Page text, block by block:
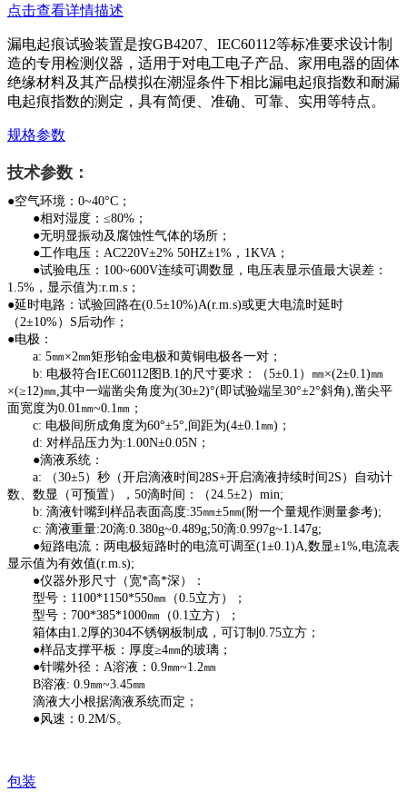
点击查看详情描述
漏电起痕试验装置是按GB4207、IEC60112等标准要求设计制
造的专用检测仪器，适用于对电工电子产品、家用电器的固体
绝缘材料及其产品模拟在潮湿条件下相比漏电起痕指数和耐漏
电起痕指数的测定，具有简便、准确、可靠、实用等特点。
规格参数
技术参数：
●空气环境：0~40°C；
●相对湿度：≤80%；
●无明显振动及腐蚀性气体的场所；
●工作电压：AC220V±2% 50HZ±1%，1KVA；
●试验电压：100~600V连续可调数显，电压表显示值最大误差：
1.5%，显示值为:r.m.s；
●延时电路：试验回路在(0.5±10%)A(r.m.s)或更大电流时延时
（2±10%）S后动作；
●电极：
a: 5㎜×2㎜矩形铂金电极和黄铜电极各一对；
b: 电极符合IEC60112图B.1的尺寸要求：（5±0.1）㎜×(2±0.1)㎜
×(≥12)㎜,其中一端凿尖角度为(30±2)°(即试验端呈30°±2°斜角),凿尖平
面宽度为0.01㎜~0.1㎜；
c: 电极间所成角度为60°±5°,间距为(4±0.1㎜)；
d: 对样品压力为:1.00N±0.05N；
●滴液系统：
a: （30±5）秒（开启滴液时间28S+开启滴液持续时间2S）自动计
数、数显（可预置），50滴时间：（24.5±2）min;
b: 滴液针嘴到样品表面高度:35㎜±5㎜(附一个量规作测量参考);
c: 滴液重量:20滴:0.380g~0.489g;50滴:0.997g~1.147g;
●短路电流：两电极短路时的电流可调至(1±0.1)A,数显±1%,电流表
显示值为有效值(r.m.s);
●仪器外形尺寸（宽*高*深）：
型号：1100*1150*550㎜（0.5立方）；
型号：700*385*1000㎜（0.1立方）；
箱体由1.2厚的304不锈钢板制成，可订制0.75立方；
●样品支撑平板：厚度≥4㎜的玻璃；
●针嘴外径：A溶液：0.9㎜~1.2㎜
B溶液: 0.9㎜~3.45㎜
滴液大小根据滴液系统而定；
●风速：0.2M/S。
包装